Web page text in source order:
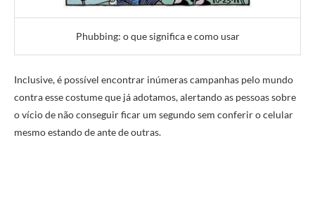
Phubbing: o que significa e como usar
Inclusive, é possível encontrar inúmeras campanhas pelo mundo
contra esse costume que já adotamos, alertando as pessoas sobre
o vício de não conseguir ficar um segundo sem conferir o celular
mesmo estando de ante de outras.